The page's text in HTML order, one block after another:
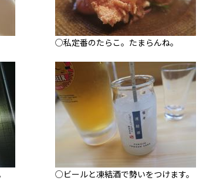
○私定番のたらこ。たまらんね。
○ビールと凍結酒で勢いをつけます。